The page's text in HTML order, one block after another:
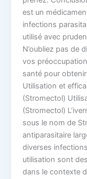
est un
infections
utilisé avec
N’oubliez pas de
vos
santé pour
Utilisation et
(Stromectol)
(Stromectol)
sous le nom de
antiparasitaire
diverses
utilisation sont
dans le contexte